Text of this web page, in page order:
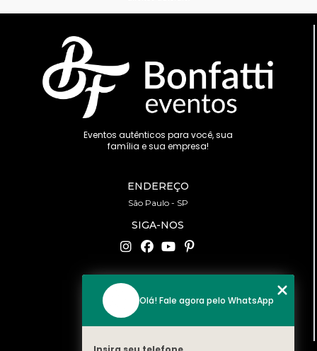
Eventos autênticos para você, sua
família e sua empresa!
ENDEREÇO
São Paulo - SP
SIGA-NOS
CONTATO
(11) 94519-2422
contato@bonfattieventos.com.br
Olá! Fale agora pelo WhatsApp